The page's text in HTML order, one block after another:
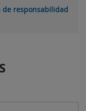
de responsabilidad